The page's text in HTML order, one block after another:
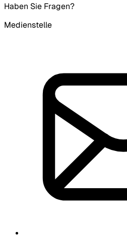
Haben Sie Fragen?
Medienstelle